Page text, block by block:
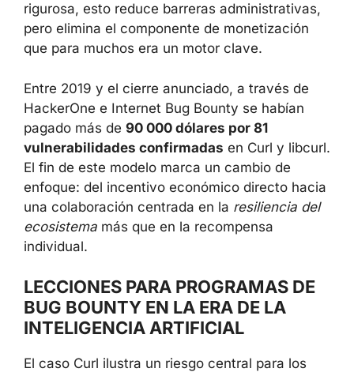
rigurosa, esto reduce barreras administrativas,
pero elimina el componente de monetización
que para muchos era un motor clave.
Entre 2019 y el cierre anunciado, a través de
HackerOne e Internet Bug Bounty se habían
pagado más de 90 000 dólares por 81
vulnerabilidades confirmadas en Curl y libcurl.
El fin de este modelo marca un cambio de
enfoque: del incentivo económico directo hacia
una colaboración centrada en la resiliencia del
ecosistema más que en la recompensa
individual.
LECCIONES PARA PROGRAMAS DE
BUG BOUNTY EN LA ERA DE LA
INTELIGENCIA ARTIFICIAL
El caso Curl ilustra un riesgo central para los